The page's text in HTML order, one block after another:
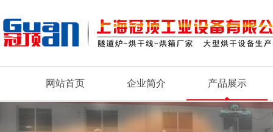
网站首页 企业简介 产品展示